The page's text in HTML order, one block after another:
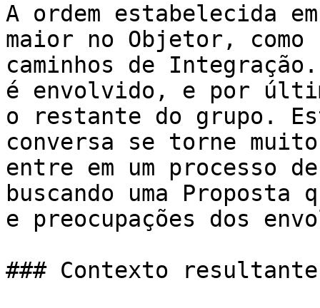
A ordem estabelecida
maior no Objetor,
caminhos de
é envolvido, e por
o restante do grupo.
conversa se torne
entre em um processo
buscando uma
e preocupações dos
### Contexto resultante